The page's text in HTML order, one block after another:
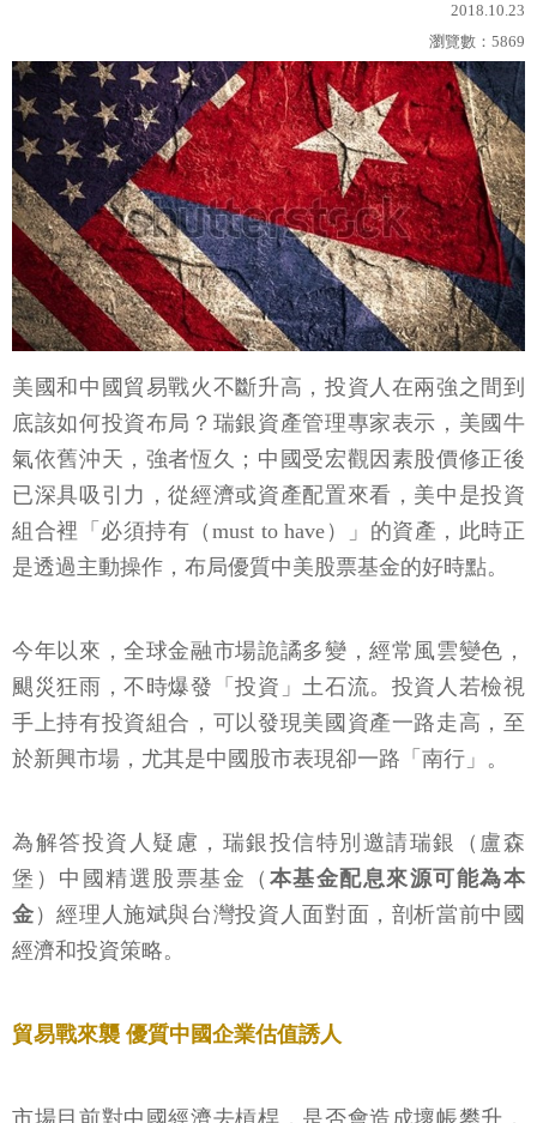
2018.10.23
瀏覽數： 5869
美國和中國貿易戰火不斷升高，投資人在兩強之間到
底該如何投資布局？瑞銀資產管理專家表示，美國牛
氣依舊沖天，強者恆久；中國受宏觀因素股價修正後
已深具吸引力，從經濟或資產配置來看，美中是投資
組合裡「必須持有（must to have）」的資產，此時正
是透過主動操作，布局優質中美股票基金的好時點。
今年以來，全球金融市場詭譎多變，經常風雲變色，
颶災狂雨，不時爆發「投資」土石流。投資人若檢視
手上持有投資組合，可以發現美國資產一路走高，至
於新興市場，尤其是中國股市表現卻一路「南行」。
為解答投資人疑慮，瑞銀投信特別邀請瑞銀（盧森
堡）中國精選股票基金（ 本基金配息來源可能為本
金 ）經理人施斌與台灣投資人面對面，剖析當前中國
經濟和投資策略。
貿易戰來襲 優質中國企業估值誘人
市場目前對中國經濟去槓桿，是否會造成壞帳攀升，